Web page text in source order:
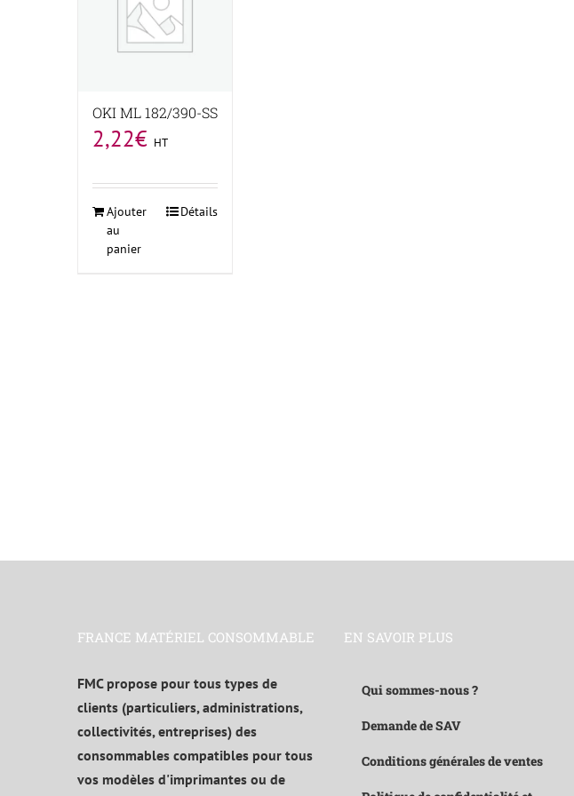
OKI ML 182/390-SS
2,22€ HT
Ajouter
au
panier
Détails
FRANCE MATÉRIEL CONSOMMABLE
FMC propose pour tous types de
clients (particuliers, administrations,
collectivités, entreprises) des
consommables compatibles pour tous
vos modèles d'imprimantes ou de
EN SAVOIR PLUS
Qui sommes-nous ?
Demande de SAV
Conditions générales de ventes